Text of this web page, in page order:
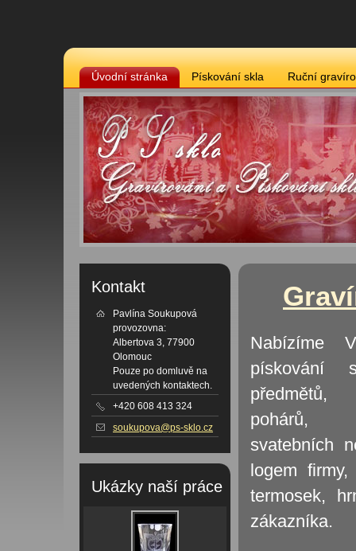
Úvodní stránka Pískování skla Ruční
Nabízíme
pískování
pohárů,
svatebních
logem
termosek,
zákazníka.
Kontakt
Pavlína Soukupová
provozovna:
Albertova 3, 77900
Olomouc
Pouze po domluvě na
uvedených kontaktech.
+420 608 413 324
soukupova@ps-sklo.cz
Ukázky naší práce